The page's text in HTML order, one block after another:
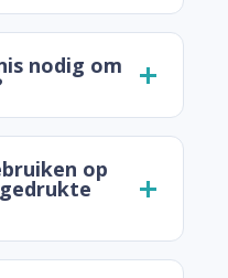
nodig om
op